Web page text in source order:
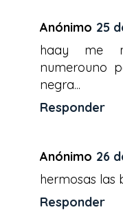
Anónimo 25
haay me
numerouno
negra...
Responder
Anónimo 26
hermosas las
Responder